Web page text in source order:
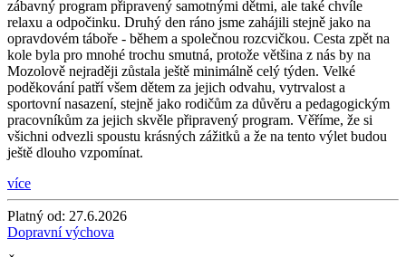
zábavný program připravený samotnými dětmi, ale také chvíle
relaxu a odpočinku. Druhý den ráno jsme zahájili stejně jako na
opravdovém táboře - během a společnou rozcvičkou. Cesta zpět na
kole byla pro mnohé trochu smutná, protože většina z nás by na
Mozolově nejraději zůstala ještě minimálně celý týden. Velké
poděkování patří všem dětem za jejich odvahu, vytrvalost a
sportovní nasazení, stejně jako rodičům za důvěru a pedagogickým
pracovníkům za jejich skvěle připravený program. Věříme, že si
všichni odvezli spoustu krásných zážitků a že na tento výlet budou
ještě dlouho vzpomínat.
více
Platný od: 27.6.2026
Dopravní výchova